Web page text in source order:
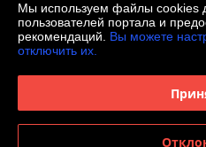
О нас
Контакты
Мы используем файлы cookies
пользователей портала и
рекомендаций. Вы можете
отключить их.